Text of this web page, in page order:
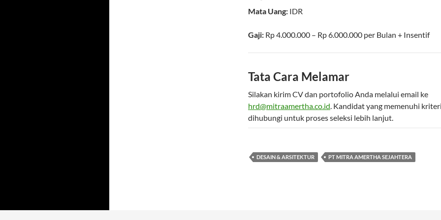
Mata Uang: IDR
Gaji: Rp 4.000.000 – Rp 6.000.000 per Bulan + Insentif
Tata Cara Melamar
Silakan kirim CV dan portofolio Anda melalui email ke
hrd@mitraamertha.co.id. Kandidat yang memenuhi
dihubungi untuk proses seleksi lebih lanjut.
DESAIN & ARSITEKTUR PT MITRA AMERTHA SEJAHTERA